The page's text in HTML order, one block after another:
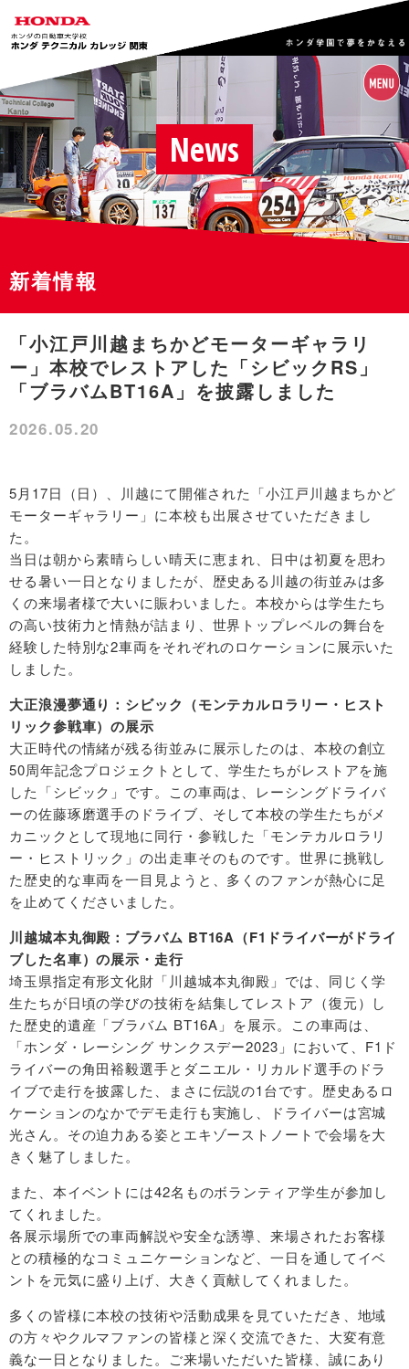
News
新着情報
「小江戸川越まちかどモーターギャラリ
ー」本校でレストアした「シビックRS」
「ブラバムBT16A」を披露しました
2026.05.20
5月17日（日）、川越にて開催された「小江戸川越まちかど
モーターギャラリー」に本校も出展させていただきまし
た。
当日は朝から素晴らしい晴天に恵まれ、日中は初夏を思わ
せる暑い一日となりましたが、歴史ある川越の街並みは多
くの来場者様で大いに賑わいました。本校からは学生たち
の高い技術力と情熱が詰まり、世界トップレベルの舞台を
経験した特別な2車両をそれぞれのロケーションに展示いた
しました。
大正浪漫夢通り：シビック（モンテカルロラリー・ヒスト
リック参戦車）の展示
大正時代の情緒が残る街並みに展示したのは、本校の創立
50周年記念プロジェクトとして、学生たちがレストアを施
した「シビック」です。この車両は、レーシングドライバ
ーの佐藤琢磨選手のドライブ、そして本校の学生たちがメ
カニックとして現地に同行・参戦した「モンテカルロラリ
ー・ヒストリック」の出走車そのものです。世界に挑戦し
た歴史的な車両を一目見ようと、多くのファンが熱心に足
を止めてくださいました。
川越城本丸御殿：ブラバム BT16A （F1 ドライバーがドライ
ブした名車）の展示・走行
埼玉県指定有形文化財「川越城本丸御殿」では、同じく学
生たちが日頃の学びの技術を結集してレストア（復元）し
た歴史的遺産「ブラバム BT16A」を展示。この車両は、
「ホンダ・レーシング サンクスデー2023」において、F1ド
ライバーの角田裕毅選手とダニエル・リカルド選手のドラ
イブで走行を披露した、まさに伝説の1台です。歴史あるロ
ケーションのなかでデモ走行も実施し、ドライバーは宮城
光さん。その迫力ある姿とエキゾーストノートで会場を大
きく魅了しました。
また、本イベントには42名ものボランティア学生が参加し
てくれました。
各展示場所での車両解説や安全な誘導、来場されたお客様
との積極的なコミュニケーションなど、一日を通してイベ
ントを元気に盛り上げ、大きく貢献してくれました。
多くの皆様に本校の技術や活動成果を見ていただき、地域
の方々やクルマファンの皆様と深く交流できた、大変有意
義な一日となりました。ご来場いただいた皆様、誠にあり